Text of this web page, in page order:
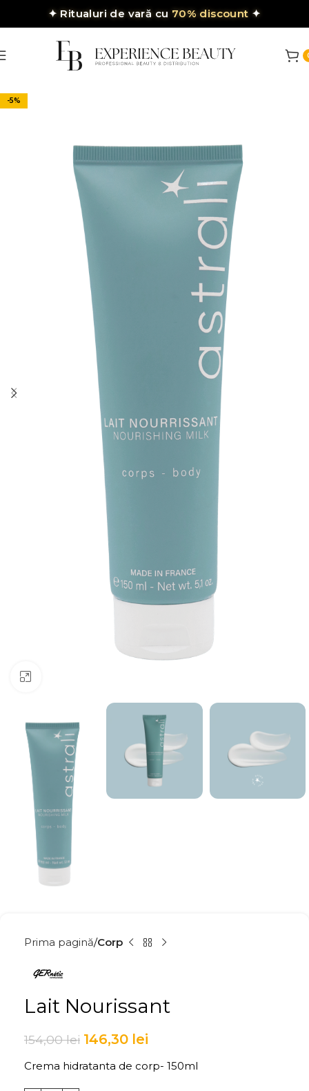
✦ Ritualuri de vară cu 70% discount ✦
-5%
Prima pagină Corp
Lait Nourissant
154,00lei 146,30 lei
Crema hidratanta de corp- 150ml